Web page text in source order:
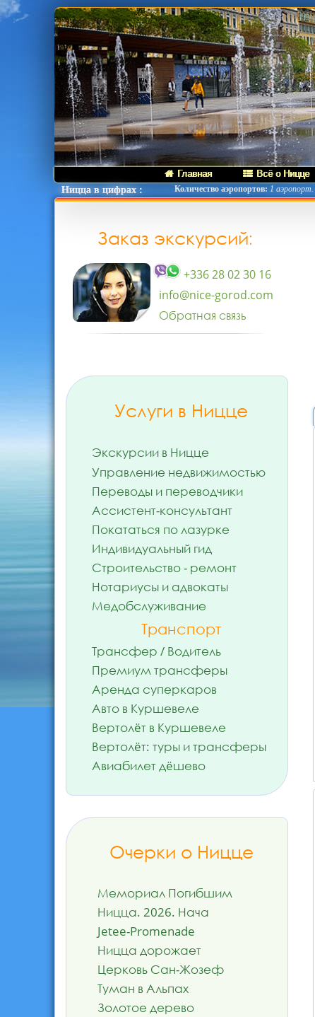
Главная Всё о Ницце
Ницца в цифрах :
Количество аэропортов: 1 аэропорт.
Заказ экскурсий:
+336 28 02 30 16
info@nice-gorod.com
Обратная связь
Услуги в Ницце
Экскурсии в Ницце
Управление недвижимостью
Переводы и переводчики
Ассистент-консультант
Покататься по лазурке
Индивидуальный гид
Строительство - ремонт
Нотариусы и адвокаты
Медобслуживание
Транспорт
Трансфер / Водитель
Премиум трансферы
Аренда суперкаров
Авто в Куршевеле
Вертолёт в Куршевеле
Вертолёт: туры и трансферы
Авиабилет дёшево
Очерки о Ницце
Мемориал Погибшим
Ницца. 2026. Нача
Jetee-Promenade
Ницца дорожает
Церковь Сан-Жозеф
Туман в Альпах
Золотое дерево